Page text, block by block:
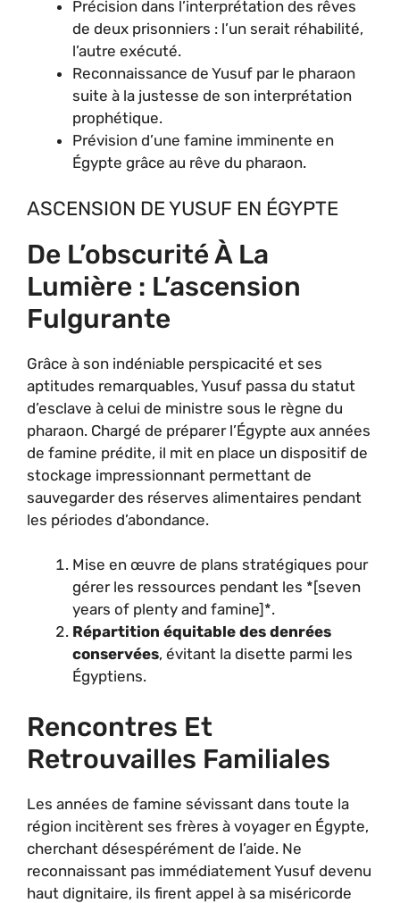
Précision dans l’interprétation des rêves
de deux prisonniers : l’un serait réhabilité,
l’autre exécuté.
Reconnaissance de Yusuf par le pharaon
suite à la justesse de son interprétation
prophétique.
Prévision d’une famine imminente en
Égypte grâce au rêve du pharaon.
ASCENSION DE YUSUF EN ÉGYPTE
De L’obscurité À La
Lumière : L’ascension
Fulgurante
Grâce à son indéniable perspicacité et ses
aptitudes remarquables, Yusuf passa du statut
d’esclave à celui de ministre sous le règne du
pharaon. Chargé de préparer l’Égypte aux années
de famine prédite, il mit en place un dispositif de
stockage impressionnant permettant de
sauvegarder des réserves alimentaires pendant
les périodes d’abondance.
Mise en œuvre de plans stratégiques pour
gérer les ressources pendant les *[seven
years of plenty and famine]*.
Répartition équitable des denrées
conservées, évitant la disette parmi les
Égyptiens.
Rencontres Et
Retrouvailles Familiales
Les années de famine sévissant dans toute la
région incitèrent ses frères à voyager en Égypte,
cherchant désespérément de l’aide. Ne
reconnaissant pas immédiatement Yusuf devenu
haut dignitaire, ils firent appel à sa miséricorde